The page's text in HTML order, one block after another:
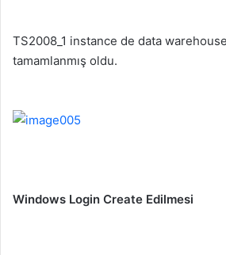
TS2008_1 instance de data warehouse
tamamlanmış oldu.
Windows Login Create Edilmesi